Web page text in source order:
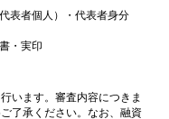
表者個人）・代表者身分
・実印
います。審査内容につきま
了承ください。なお、融資